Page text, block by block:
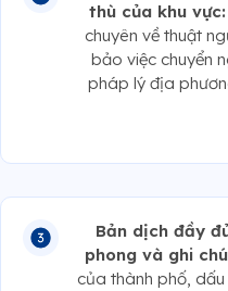
thù của khu vực:
chuyên về thuật
bảo việc chuyển
pháp lý địa
Bản dịch đầy
phong và ghi
của thành phố,